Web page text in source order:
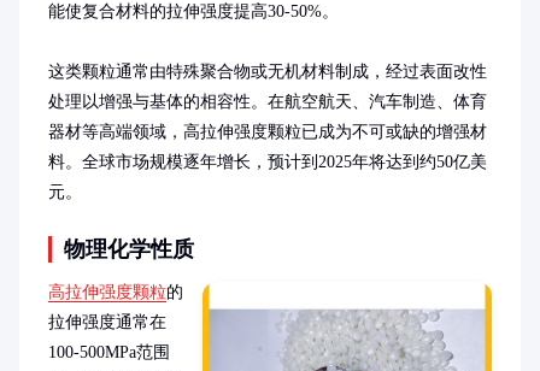
能使复合材料的拉伸强度提高30-50%。
这类颗粒通常由特殊聚合物或无机材料制成，经过表面改性
处理以增强与基体的相容性。在航空航天、汽车制造、体育
器材等高端领域，高拉伸强度颗粒已成为不可或缺的增强材
料。全球市场规模逐年增长，预计到2025年将达到约50亿美
元。
物理化学性质
高拉伸强度颗粒的
拉伸强度通常在
100-500MPa范围